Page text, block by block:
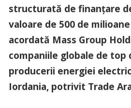
structurată de finanțare
valoare de 500 de
acordată Mass Group
companiile globale de top
producerii energiei
Iordania, potrivit Trade